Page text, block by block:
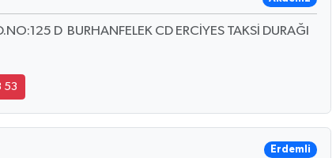
D BURHANFELEK CD ERCİYES TAKSİ DURAĞI
53
Erdemli